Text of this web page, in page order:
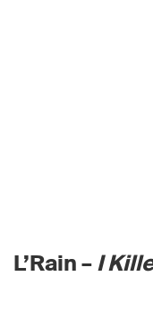
L’Rain –I